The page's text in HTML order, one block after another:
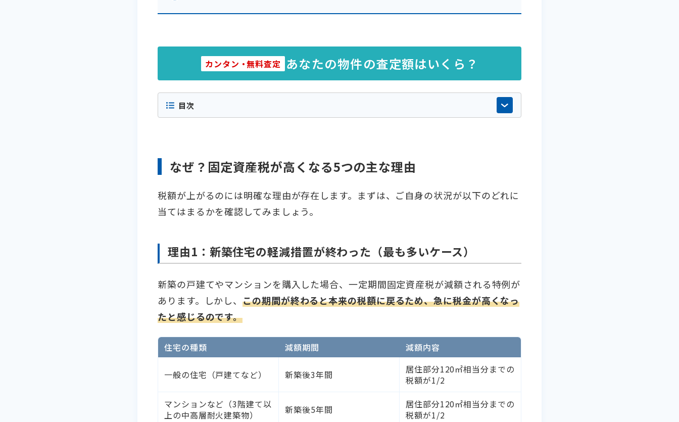
カンタン ・無料査定 あなたの物件の査定額はいくら？
目次
なぜ？固定資産税が高くなる5つの主な理由
税額が上がるのには明確な理由が存在します。まずは、ご自身の状況が以下のどれに
当てはまるかを確認してみましょう。
理由1：新築住宅の軽減措置が終わった（最も多いケース）
新築の戸建てやマンションを購入した場合、一定期間固定資産税が減額される特例が
あります。しかし、この期間が終わると本来の税額に戻るため、急に税金が高くなっ
たと感じるのです。
住宅の種類 減額期間 減額内容
一般の住宅（戸建てなど） 新築後3年間
居住部分120㎡相当分までの
税額が1/2
マンションなど（3階建て以
上の中高層耐火建築物）
新築後5年間
居住部分120㎡相当分までの
税額が1/2